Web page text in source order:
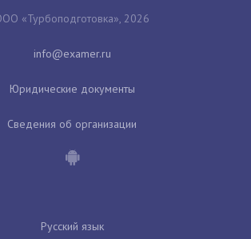
«Турбоподготовка», 2026
Юридические документы
Сведения об организации
Русский язык